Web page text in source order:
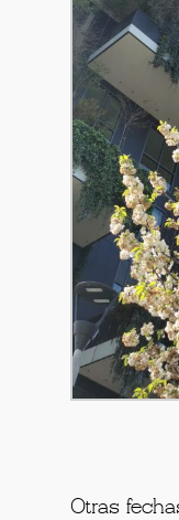
Otras